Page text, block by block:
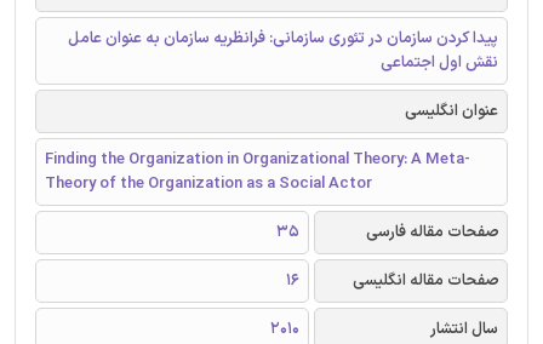
پیدا کردن سازمان در تئوری سازمانی: فرانظریه سازمان به عنوان عامل
نقش اول اجتماعی
عنوان انگلیسی
Finding the Organization in Organizational Theory: A Meta-
Theory of the Organization as a Social Actor
صفحات مقاله فارسی
35
صفحات مقاله انگلیسی
16
سال انتشار
2010